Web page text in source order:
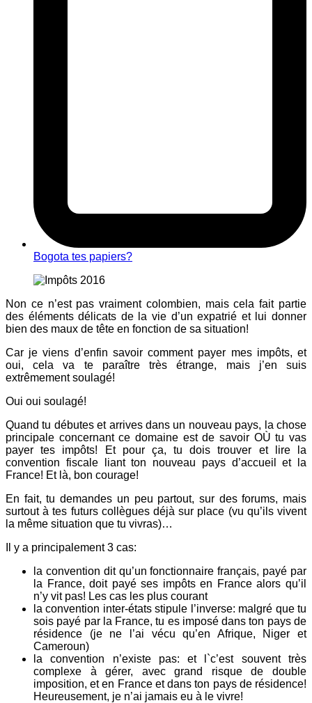
Bogota tes papiers?
Non ce n’est pas vraiment colombien, mais cela fait partie
des éléments délicats de la vie d’un expatrié et lui donner
bien des maux de tête en fonction de sa situation!
Car je viens d’enfin savoir comment payer mes impôts, et
oui, cela va te paraître très étrange, mais j’en suis
extrêmement soulagé!
Oui oui soulagé!
Quand tu débutes et arrives dans un nouveau pays, la chose
principale concernant ce domaine est de savoir OÙ tu vas
payer tes impôts! Et pour ça, tu dois trouver et lire la
convention fiscale liant ton nouveau pays d’accueil et la
France! Et là, bon courage!
En fait, tu demandes un peu partout, sur des forums, mais
surtout à tes futurs collègues déjà sur place (vu qu’ils vivent
la même situation que tu vivras)…
Il y a principalement 3 cas:
la convention dit qu’un fonctionnaire français, payé par
la France, doit payé ses impôts en France alors qu’il
n’y vit pas! Les cas les plus courant
la convention inter-états stipule l’inverse: malgré que tu
sois payé par la France, tu es imposé dans ton pays de
résidence (je ne l’ai vécu qu’en Afrique, Niger et
Cameroun)
la convention n’existe pas: et l`c’est souvent très
complexe à gérer, avec grand risque de double
imposition, et en France et dans ton pays de résidence!
Heureusement, je n’ai jamais eu à le vivre!